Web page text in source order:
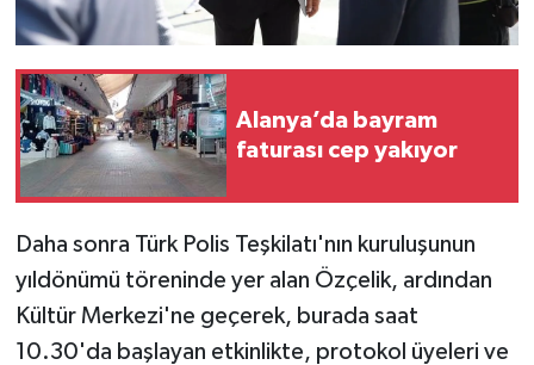
Alanya’da bayram
faturası cep yakıyor
Daha sonra Türk Polis Teşkilatı'nın kuruluşunun
yıldönümü töreninde yer alan Özçelik, ardından
Kültür Merkezi'ne geçerek, burada saat
10.30'da başlayan etkinlikte, protokol üyeleri ve